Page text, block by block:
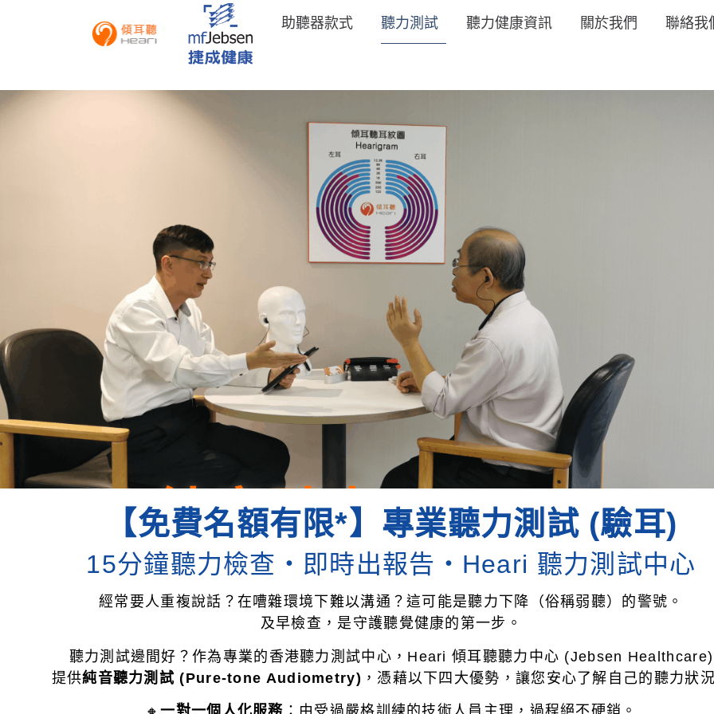
助聽器款式 聽力測試 聽力健康資訊 關於我們 聯絡我
純音聽力
測試
一對一專業服務
【免費名額有限*】 專業聽力測試 (驗耳)
15分鐘聽力檢查・即時出報告・Heari 聽力測試中心
經常要人重複說話？在嘈雜環境下難以溝通？這可能是聽力下降 （俗稱弱聽）的警號。
及早檢查，是守護聽覺健康的第一步。
聽力測試邊間好？作為專業的香港聽力測試中心，Heari 傾耳聽聽力中心 (Jebsen Healthcare)
提供純音聽力測試 (Pure-tone Audiometry) ， 憑藉以下四大優勢，讓您安心了解自己的聽力狀